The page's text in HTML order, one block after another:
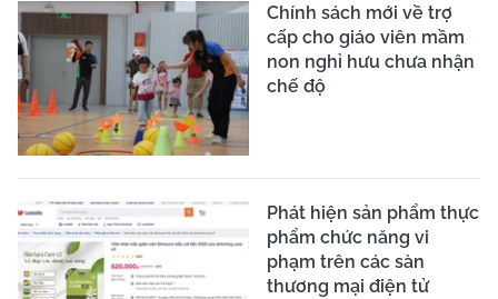
Chính sách mới về trợ
cấp cho giáo viên mầm
non nghỉ hưu chưa nhận
chế độ
Phát hiện sản phẩm thực
phẩm chức năng vi
phạm trên các sàn
thương mại điện tử